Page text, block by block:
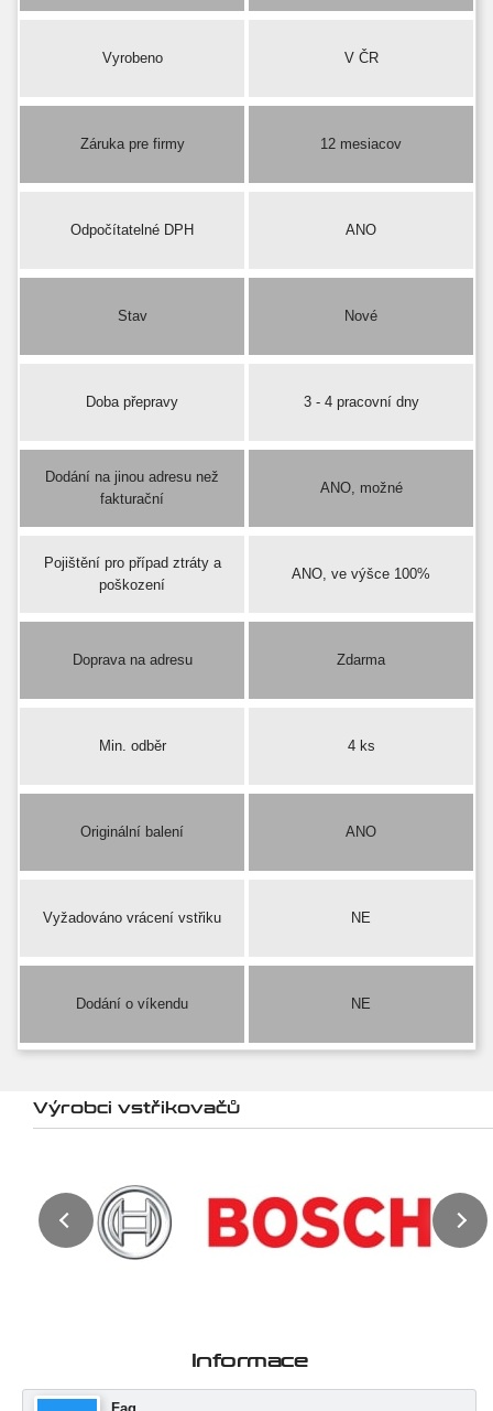
Vyrobeno V ČR
Záruka pre firmy 12 mesiacov
Odpočítatelné DPH ANO
Stav Nové
Doba přepravy 3 - 4 pracovní dny
Dodání na jinou adresu než
fakturační
ANO, možné
Pojištění pro případ ztráty a
poškození
ANO, ve výšce 100%
Doprava na adresu Zdarma
Min. odběr 4 ks
Originální balení ANO
Vyžadováno vrácení vstřiku NE
Dodání o víkendu NE
Výrobci vstřikovačů
Informace